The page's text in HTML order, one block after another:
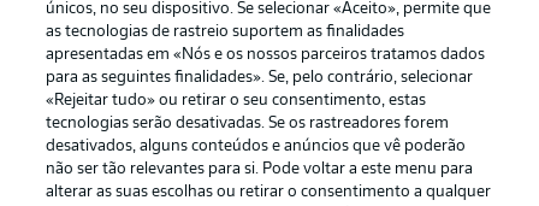
Publicidade Avisos legais
Gerir preferências Aviso de privacidade
Trabalhe conosco
únicos, no seu dispositivo. Se selecionar «Aceito», permite que
as tecnologias de rastreio suportem as finalidades
apresentadas em «Nós e os nossos parceiros tratamos dados
para as seguintes finalidades». Se, pelo contrário, selecionar
«Rejeitar tudo» ou retirar o seu consentimento, estas
tecnologias serão desativadas. Se os rastreadores forem
desativados, alguns conteúdos e anúncios que vê poderão
não ser tão relevantes para si. Pode voltar a este menu para
alterar as suas escolhas ou retirar o consentimento a qualquer